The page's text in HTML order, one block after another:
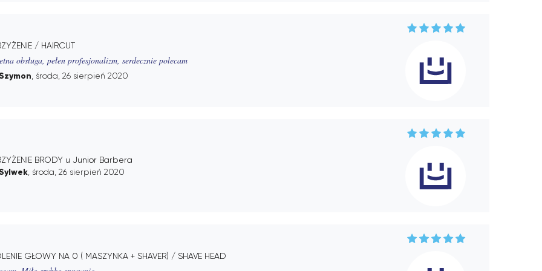
/ HAIRCUT
obsługa, pełen profesjonalizm, serdecznie polecam
, środa, 26 sierpień 2020
BRODY u Junior Barbera
, środa, 26 sierpień 2020
GŁOWY NA 0 ( MASZYNKA + SHAVER) / SHAVE HEAD